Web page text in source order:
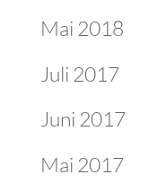
Mai 2018
Juli 2017
Juni 2017
Mai 2017